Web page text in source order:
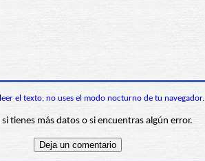
el texto, no uses el modo nocturno de tu navegador.
tienes más datos o si encuentras algún error.